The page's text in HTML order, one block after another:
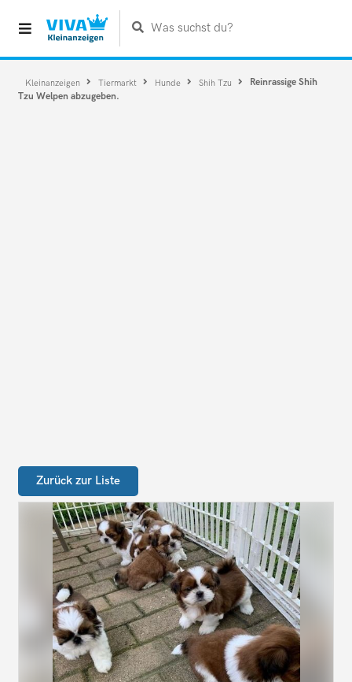
Was suchst du?
Kleinanzeigen Tiermarkt Hunde Shih Tzu
Reinrassige Shih
Tzu Welpen abzugeben.
Zurück zur Liste